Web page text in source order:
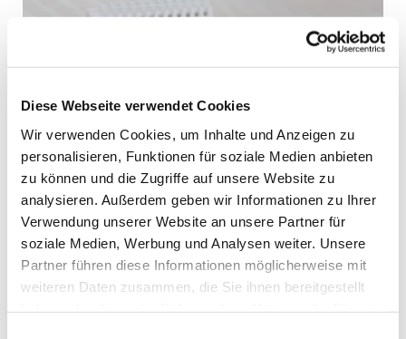
Diese Webseite verwendet Cookies
Wir verwenden Cookies, um Inhalte und Anzeigen zu
personalisieren, Funktionen für soziale Medien anbieten
zu können und die Zugriffe auf unsere Website zu
analysieren. Außerdem geben wir Informationen zu Ihrer
Verwendung unserer Website an unsere Partner für
soziale Medien, Werbung und Analysen weiter. Unsere
Partner führen diese Informationen möglicherweise mit
weiteren Daten zusammen, die Sie ihnen bereitgestellt
Dienstag, 15. Juni 2027, 19:30 Uhr
Pfarrzentrum, Bahnhofstraße 38,